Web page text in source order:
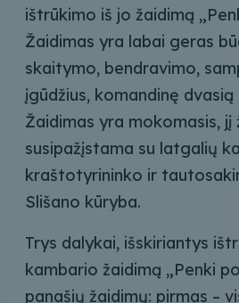
ištrūkimo iš jo žaidimą
Žaidimas yra labai geras
skaitymo, bendravimo,
įgūdžius, komandinę
Žaidimas yra mokomasis, jį
susipažįstama su latgalių
kraštotyrininko ir
Slišano kūryba.
Trys dalykai, išskiriantys
kambario žaidimą „Penki
panašių žaidimų: pirmas –